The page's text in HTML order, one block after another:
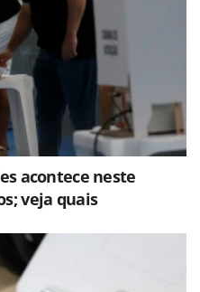
acontece neste
veja quais